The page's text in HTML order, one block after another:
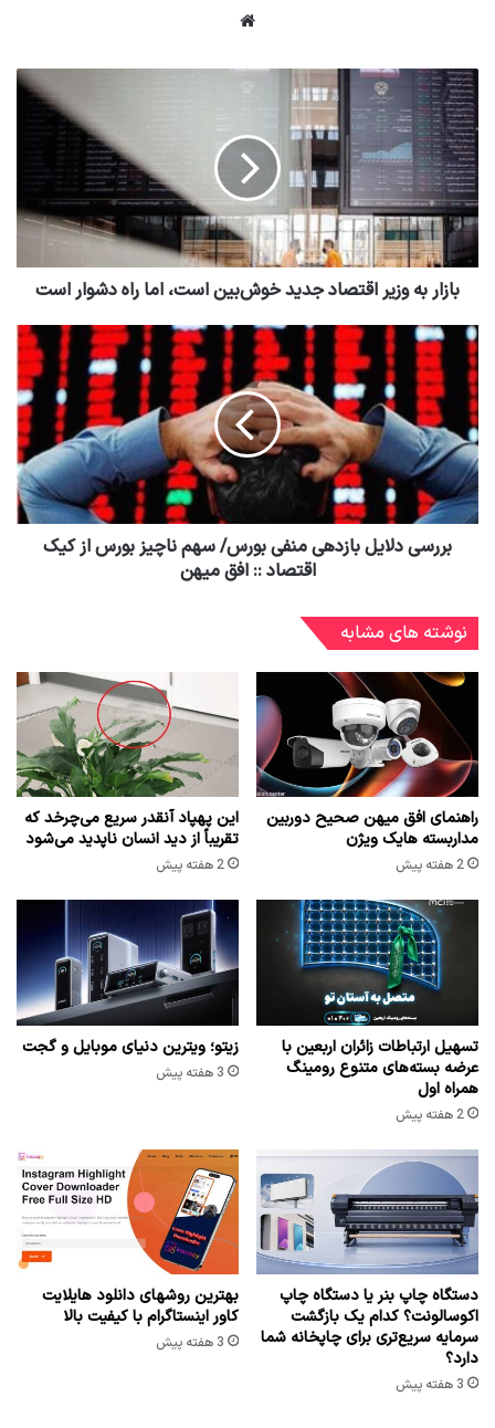
بازار به وزیر اقتصاد جدید خوش‌بین است، اما راه دشوار است
بررسی دلایل بازدهی منفی بورس/ سهم ناچیز بورس از کیک
اقتصاد :: افق میهن
نوشته های مشابه
راهنمای افق میهن صحیح دوربین
مداربسته هایک ویژن
2 هفته پیش
این پهپاد آنقدر سریع می‌چرخد که
تقریباً از دید انسان ناپدید می‌شود
2 هفته پیش
تسهیل ارتباطات زائران اربعین با
عرضه بسته‌های متنوع رومینگ
همراه اول
2 هفته پیش
زیتو؛ ویترین دنیای موبایل و گجت
3 هفته پیش
دستگاه چاپ بنر یا دستگاه چاپ
اکوسالونت؟ کدام یک بازگشت
سرمایه سریع‌تری برای چاپخانه شما
دارد؟
3 هفته پیش
بهترین روشهای دانلود هایلایت
کاور اینستاگرام با کیفیت بالا
3 هفته پیش